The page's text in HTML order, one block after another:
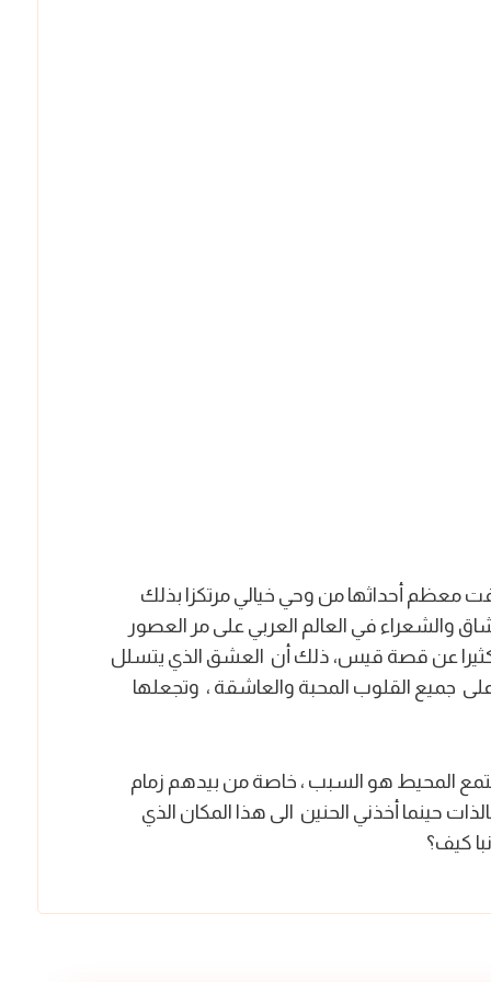
معظم أحداثها من وحي خيالي مرتكزا بذلك
والشعراء في العالم العربي على مر العصور
كثيرا عن قصة قيس، ذلك أن العشق الذي يتسلل
جميع القلوب المحبة والعاشقة ، وتجعلها
المحيط هو السبب ، خاصة من بيدهم زمام
حينما أخذني الحنين الى هذا المكان الذي
كيف؟